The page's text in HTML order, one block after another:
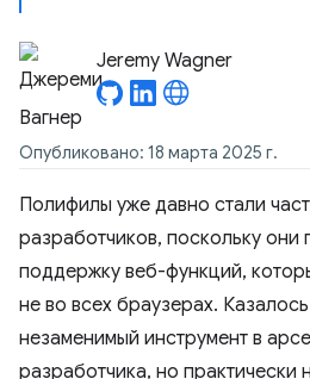
Jeremy Wagner
Опубликовано: 18 марта 2025 г.
Полифилы уже давно стали
разработчиков, поскольку они
поддержку веб-функций,
не во всех браузерах.
незаменимый инструмент в
разработчика, но практически